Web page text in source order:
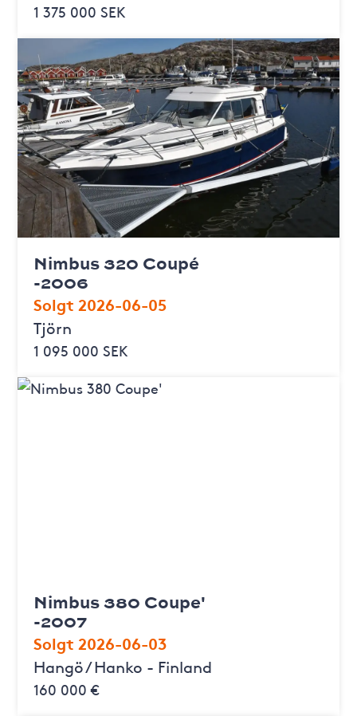
1 375 000 SEK
Nimbus 320 Coupé
-2006
Solgt 2026-06-05
Tjörn
1 095 000 SEK
Nimbus 380 Coupe'
-2007
Solgt 2026-06-03
Hangö / Hanko - Finland
160 000 €